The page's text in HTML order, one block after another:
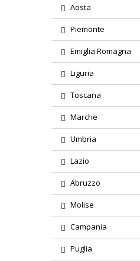
Aosta
Piemonte
Emiglia Romagna
Liguria
Toscana
Marche
Umbria
Lazio
Abruzzo
Molise
Campania
Puglia